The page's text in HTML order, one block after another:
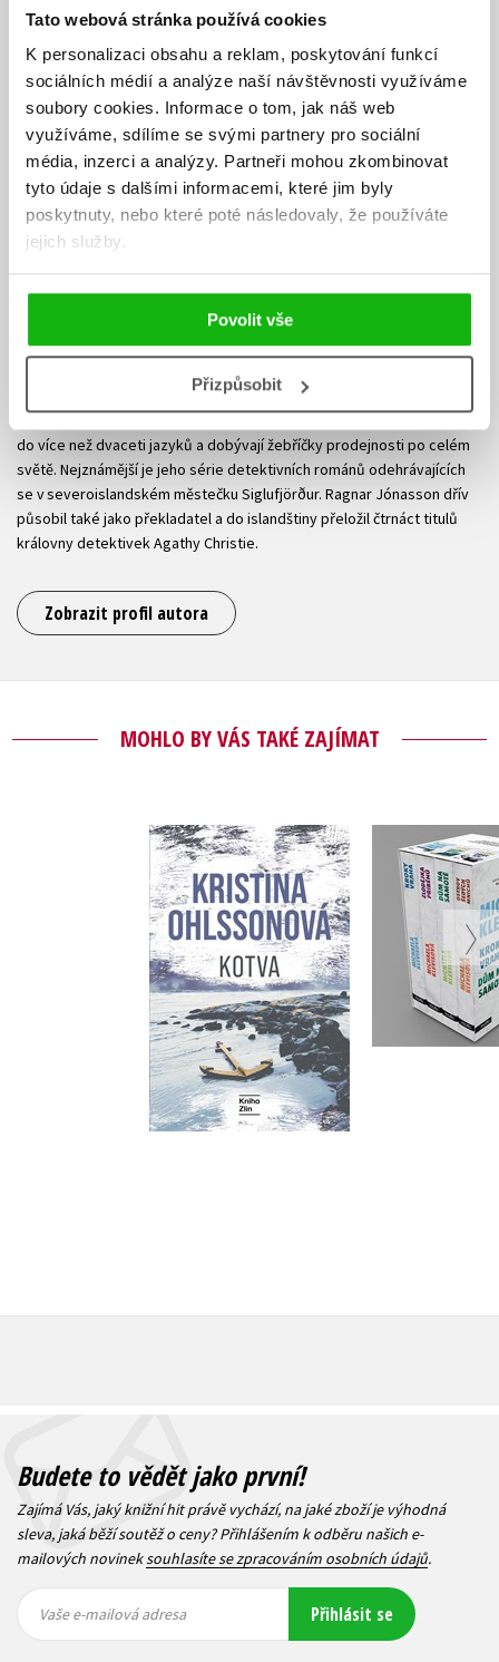
Tato webová stránka používá cookies
K personalizaci obsahu a reklam, poskytování funkcí
sociálních médií a analýze naší návštěvnosti využíváme
soubory cookies. Informace o tom, jak náš web
využíváme, sdílíme se svými partnery pro sociální
média, inzerci a analýzy. Partneři mohou zkombinovat
tyto údaje s dalšími informacemi, které jim byly
poskytnuty, nebo které poté následovaly, že používáte
jejich služby.
Povolit vše
Přizpůsobit
Ragnar Jónasson, občanskou profesí právník, je jedním z hlavních
islandských představitelů detektivního žánru a spoluzakladatel
mezinárodního krimi festivalu Iceland Noir. Jeho knihy byly přeloženy
do více než dvaceti jazyků a dobývají žebříčky prodejnosti po celém
světě. Nejznámější je jeho série detektivních románů odehrávajících
se v severoislandském městečku Siglufjörður. Ragnar Jónasson dřív
působil také jako překladatel a do islandštiny přeložil čtrnáct titulů
královny detektivek Agathy Christie.
Zobrazit profil autora
MOHLO BY VÁS TAKÉ ZAJÍMAT
Kotva
Kristina Ohlssonová
Do košíku
599 Kč
479 Kč
Michaela
Michaela
Budete to vědět jako první!
Zajímá Vás, jaký knižní hit právě vychází, na jaké zboží je výhodná
sleva, jaká běží soutěž o ceny? Přihlášením k odběru našich e-
mailových novineksouhlasíte se zpracováním osobních údajů.
mailová
mailová
Vaše e-mailová adresa Přihlásit se